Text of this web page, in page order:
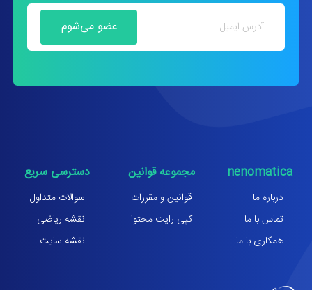
nenomatica
درباره ما
تماس با ما
همکاری با ما
مجموعه قوانین
قوانین و مقررات
کپی رایت محتوا
دسترسی سریع
سوالات متداول
نقشه ریاضی
نقشه سایت